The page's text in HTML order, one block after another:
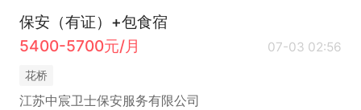
保安（有证）+包食宿
5400-5700元/月
07-03 02:56
花桥
江苏中宸卫士保安服务有限公司